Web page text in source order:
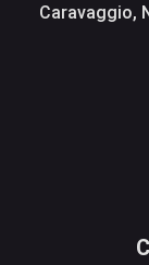
Caravaggio,